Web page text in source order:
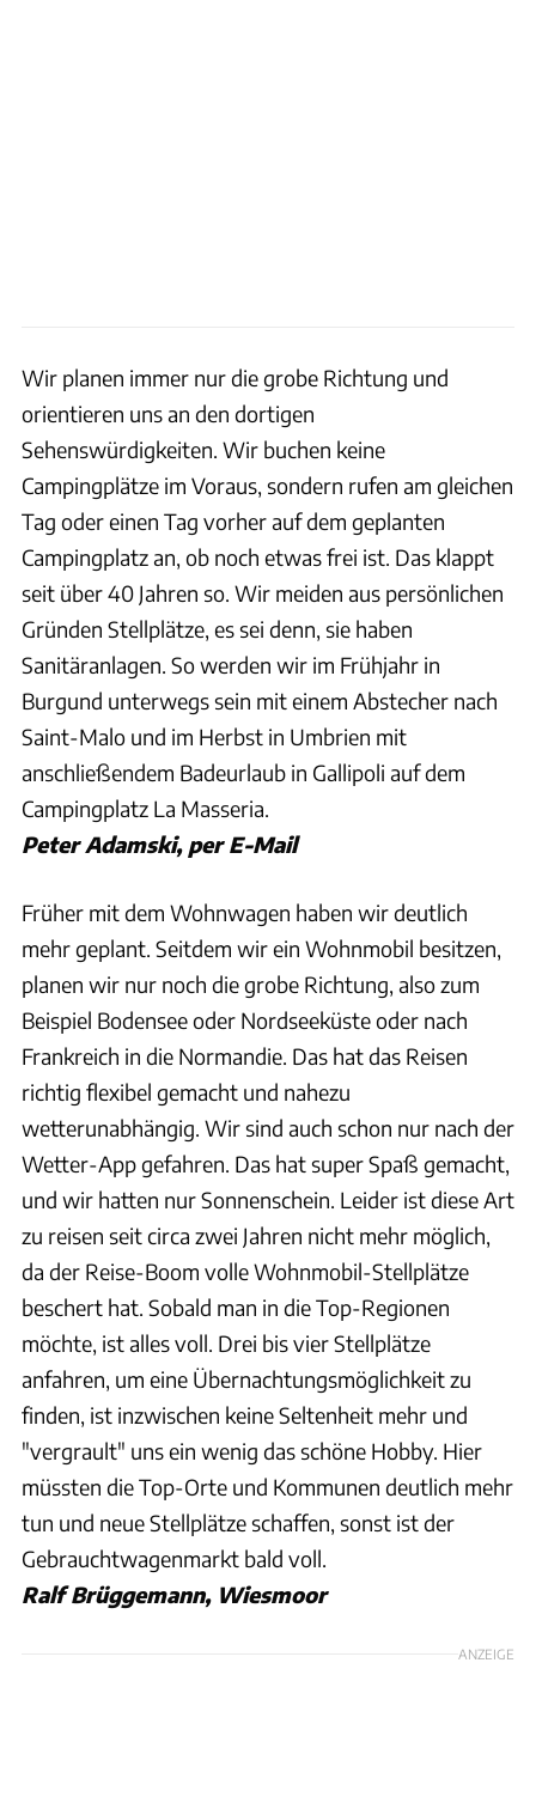
Wir planen immer nur die grobe Richtung und
orientieren uns an den dortigen
Sehenswürdigkeiten. Wir buchen keine
Campingplätze im Voraus, sondern rufen am gleichen
Tag oder einen Tag vorher auf dem geplanten
Campingplatz an, ob noch etwas frei ist. Das klappt
seit über 40 Jahren so. Wir meiden aus persönlichen
Gründen Stellplätze, es sei denn, sie haben
Sanitäranlagen. So werden wir im Frühjahr in
Burgund unterwegs sein mit einem Abstecher nach
Saint-Malo und im Herbst in Umbrien mit
anschließendem Badeurlaub in Gallipoli auf dem
Campingplatz La Masseria.
Peter Adamski, per E-Mail
Früher mit dem Wohnwagen haben wir deutlich
mehr geplant. Seitdem wir ein Wohnmobil besitzen,
planen wir nur noch die grobe Richtung, also zum
Beispiel Bodensee oder Nordseeküste oder nach
Frankreich in die Normandie. Das hat das Reisen
richtig flexibel gemacht und nahezu
wetterunabhängig. Wir sind auch schon nur nach der
Wetter-App gefahren. Das hat super Spaß gemacht,
und wir hatten nur Sonnenschein. Leider ist diese Art
zu reisen seit circa zwei Jahren nicht mehr möglich,
da der Reise-Boom volle Wohnmobil-Stellplätze
beschert hat. Sobald man in die Top-Regionen
möchte, ist alles voll. Drei bis vier Stellplätze
anfahren, um eine Übernachtungsmöglichkeit zu
finden, ist inzwischen keine Seltenheit mehr und
"vergrault" uns ein wenig das schöne Hobby. Hier
müssten die Top-Orte und Kommunen deutlich mehr
tun und neue Stellplätze schaffen, sonst ist der
Gebrauchtwagenmarkt bald voll.
Ralf Brüggemann, Wiesmoor
ANZEIGE